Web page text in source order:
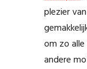
plezier
om zo
andere